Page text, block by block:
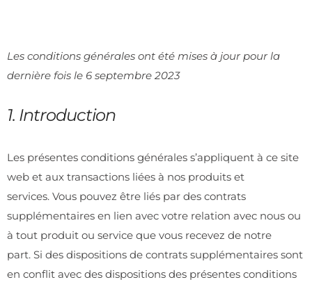
Les conditions générales ont été mises à jour pour la
dernière fois le 6 septembre 2023
1. Introduction
Les présentes conditions générales s’appliquent à ce site
web et aux transactions liées à nos produits et
services. Vous pouvez être liés par des contrats
supplémentaires en lien avec votre relation avec nous ou
à tout produit ou service que vous recevez de notre
part. Si des dispositions de contrats supplémentaires sont
en conflit avec des dispositions des présentes conditions